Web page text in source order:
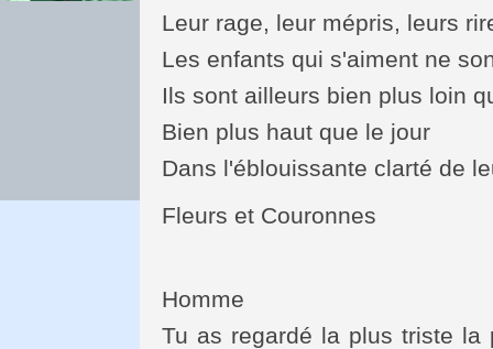
Leur rage, leur mépris, leurs
Les enfants qui s'aiment ne
Ils sont ailleurs bien plus loin
Bien plus haut que le jour
Dans l'éblouissante clarté de
Fleurs et Couronnes
Homme
Tu as regardé la plus triste